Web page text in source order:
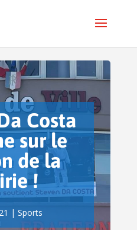
Costa
sur le
de la
!
|Sports